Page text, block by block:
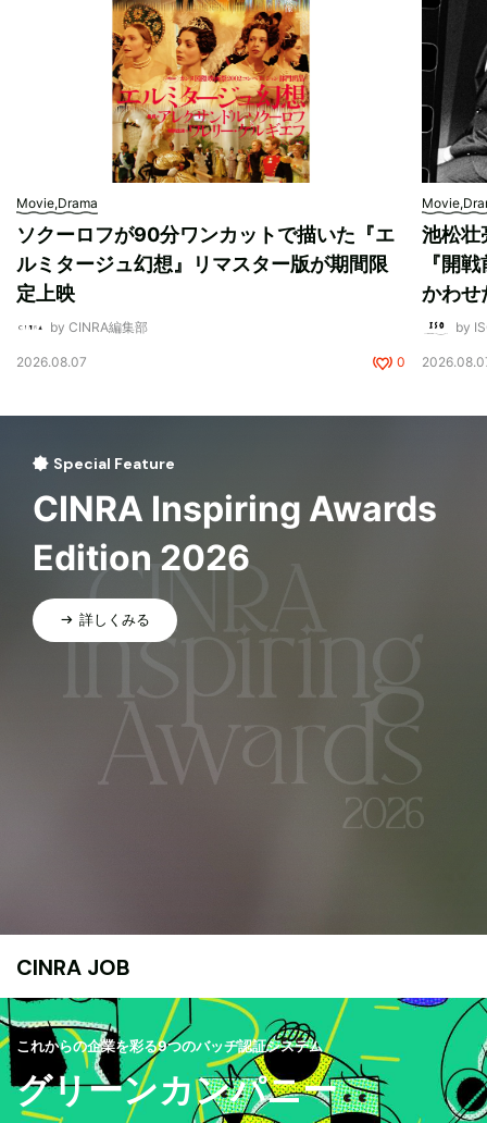
Movie,Drama
ソクーロフが90分ワンカットで描いた『エ
ルミタージュ幻想』リマスター版が期間限
定上映
by CINRA編集部
2026.08.07 0
池松壮
『開
かわせ
by
Special Feature
CINRA Inspiring Awards
Edition 2026
詳しくみる
CINRA JOB
これからの企業を彩る9つのバッヂ認証システム
グリーンカンパニー